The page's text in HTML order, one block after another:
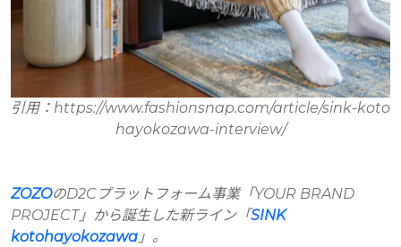
引用：https://www.fashionsnap.com/article/sink-koto
hayokozawa-interview/
ZOZOのD2Cプラットフォーム事業「YOUR BRAND
PROJECT」から誕生した新ライン「SINK
kotohayokozawa 」。